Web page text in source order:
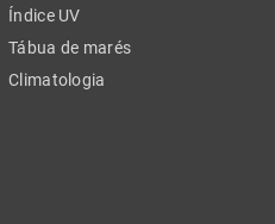
Índice UV
Tábua de marés
Climatologia